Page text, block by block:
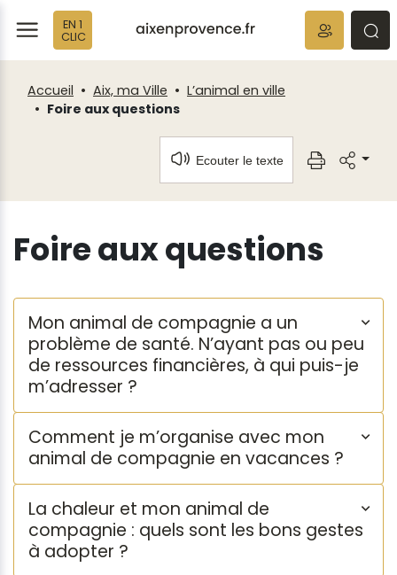
EN 1
CLIC
Accueil Aix, ma Ville
L’animal en ville
Foire aux questions
Ecouter le texte
Foire aux questions
Mon animal de compagnie a un
problème de santé. N’ayant pas ou peu
de ressources financières, à qui puis-je
m’adresser ?
Comment je m’organise avec mon
animal de compagnie en vacances ?
La chaleur et mon animal de
compagnie : quels sont les bons gestes
à adopter ?
Fenêtre
de
chat
Panneau de gestion des cookies